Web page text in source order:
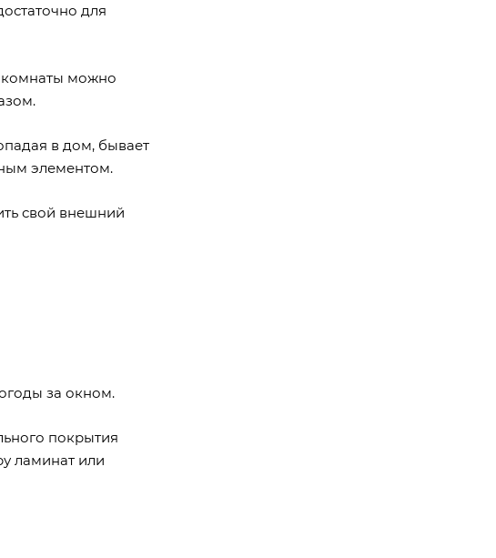
для
комнаты можно
в дом, бывает
элементом.
свой внешний
за окном.
покрытия
ламинат или